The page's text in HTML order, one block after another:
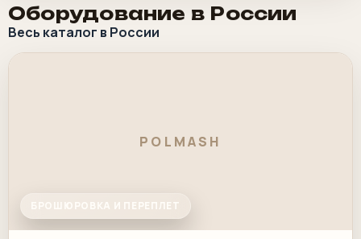
Оборудование в России
Весь каталог в России
POLMASH
БРОШЮРОВКА И ПЕРЕПЛЕТ